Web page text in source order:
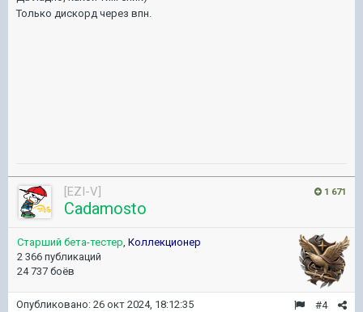
Только дискорд через впн.
1 671
[EZI-V]
Cadamosto
Старший бета-тестер, Коллекционер
2 366 публикаций
24 737 боёв
#4
Опубликовано: 26 окт 2024, 18:12:35